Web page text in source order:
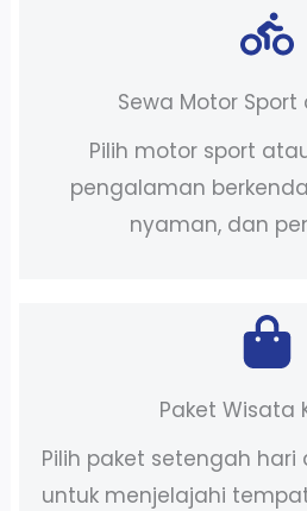
Sewa Motor
Pilih motor sport
pengalaman
nyaman, dan
Paket Wisata
Pilih paket setengah
untuk menjelajahi